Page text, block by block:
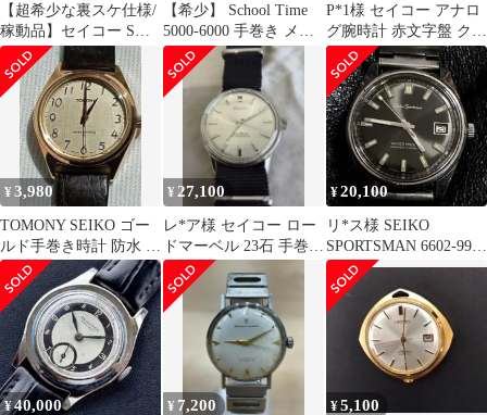
【超希少な裏スケ仕様/
稼動品】セイコー Sマ
ーク 手巻き アンティー
クウォッチ
【希少】 School Time
5000-6000 手巻き メン
ズ腕時計稼働品
P*1様 セイコー アナロ
グ腕時計 赤文字盤 クロ
ノグラフ
¥3,980
TOMONY SEIKO ゴー
ルド手巻き時計 防水 未
使用 昭和レトロ タグ付
き
¥ 27,100
レ*ア様 セイコー ロー
ドマーベル 23石 手巻き
時計 1965年製
¥20,100
リ*ス様 SEIKO
SPORTSMAN 6602-9981
稼働品
¥40,000 ¥ 7,200 ¥5,100